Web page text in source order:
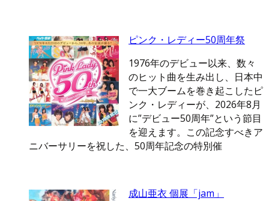
ピンク・レディー50周年祭
1976年のデビュー以来、数々
のヒット曲を生み出し、日本中
で一大ブームを巻き起こしたピ
ンク・レディーが、2026年8月
に”デビュー50周年”という節目
を迎えます。この記念すべきア
ニバーサリーを祝した、50周年記念の特別催
成山亜衣 個展「jam」